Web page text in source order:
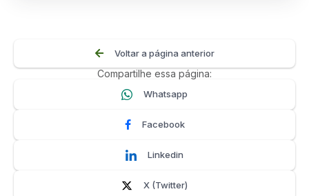
Voltar a página anterior
Compartilhe essa página:
Whatsapp
Facebook
Linkedin
X (Twitter)